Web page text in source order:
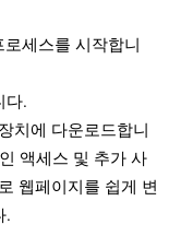
로세스를 시작합니
다.
치에 다운로드합니
액세스 및 추가 사
웹페이지를 쉽게 변
.